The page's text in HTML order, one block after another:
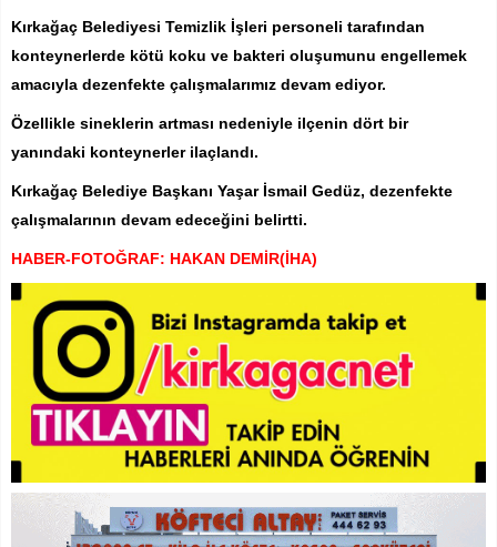
Kırkağaç Belediyesi Temizlik İşleri personeli tarafından
konteynerlerde kötü koku ve bakteri oluşumunu engellemek
amacıyla dezenfekte çalışmalarımız devam ediyor.
Özellikle sineklerin artması nedeniyle ilçenin dört bir
yanındaki konteynerler ilaçlandı.
Kırkağaç Belediye Başkanı Yaşar İsmail Gedüz, dezenfekte
çalışmalarının devam edeceğini belirtti.
HABER-FOTOĞRAF: HAKAN DEMİR(İHA)